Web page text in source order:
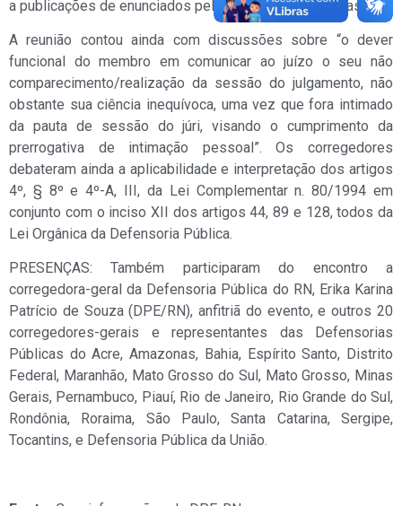
a publicações de enunciados pelas demais Defensorias.
A reunião contou ainda com discussões sobre “o dever
funcional do membro em comunicar ao juízo o seu não
comparecimento/realização da sessão do julgamento, não
obstante sua ciência inequívoca, uma vez que fora intimado
da pauta de sessão do júri, visando o cumprimento da
prerrogativa de intimação pessoal”. Os corregedores
debateram ainda a aplicabilidade e interpretação dos artigos
4º, § 8º e 4º-A, III, da Lei Complementar n. 80/1994 em
conjunto com o inciso XII dos artigos 44, 89 e 128, todos da
Lei Orgânica da Defensoria Pública.
PRESENÇAS: Também participaram do encontro a
corregedora-geral da Defensoria Pública do RN, Erika Karina
Patrício de Souza (DPE/RN), anfitriã do evento, e outros 20
corregedores-gerais e representantes das Defensorias
Públicas do Acre, Amazonas, Bahia, Espírito Santo, Distrito
Federal, Maranhão, Mato Grosso do Sul, Mato Grosso, Minas
Gerais, Pernambuco, Piauí, Rio de Janeiro, Rio Grande do Sul,
Rondônia, Roraima, São Paulo, Santa Catarina, Sergipe,
Tocantins, e Defensoria Pública da União.